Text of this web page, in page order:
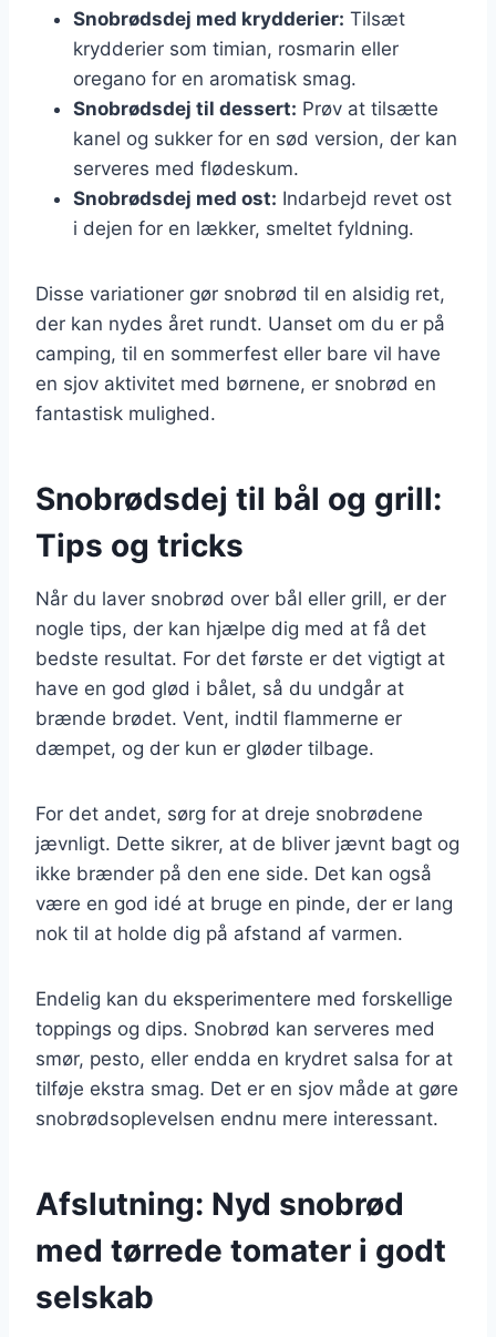
Snobrødsdej med krydderier: Tilsæt
krydderier som timian, rosmarin eller
oregano for en aromatisk smag.
Snobrødsdej til dessert: Prøv at tilsætte
kanel og sukker for en sød version, der kan
serveres med flødeskum.
Snobrødsdej med ost: Indarbejd revet ost
i dejen for en lækker, smeltet fyldning.
Disse variationer gør snobrød til en alsidig ret,
der kan nydes året rundt. Uanset om du er på
camping, til en sommerfest eller bare vil have
en sjov aktivitet med børnene, er snobrød en
fantastisk mulighed.
Snobrødsdej til bål og grill:
Tips og tricks
Når du laver snobrød over bål eller grill, er der
nogle tips, der kan hjælpe dig med at få det
bedste resultat. For det første er det vigtigt at
have en god glød i bålet, så du undgår at
brænde brødet. Vent, indtil flammerne er
dæmpet, og der kun er gløder tilbage.
For det andet, sørg for at dreje snobrødene
jævnligt. Dette sikrer, at de bliver jævnt bagt og
ikke brænder på den ene side. Det kan også
være en god idé at bruge en pinde, der er lang
nok til at holde dig på afstand af varmen.
Endelig kan du eksperimentere med forskellige
toppings og dips. Snobrød kan serveres med
smør, pesto, eller endda en krydret salsa for at
tilføje ekstra smag. Det er en sjov måde at gøre
snobrødsoplevelsen endnu mere interessant.
Afslutning: Nyd snobrød
med tørrede tomater i godt
selskab